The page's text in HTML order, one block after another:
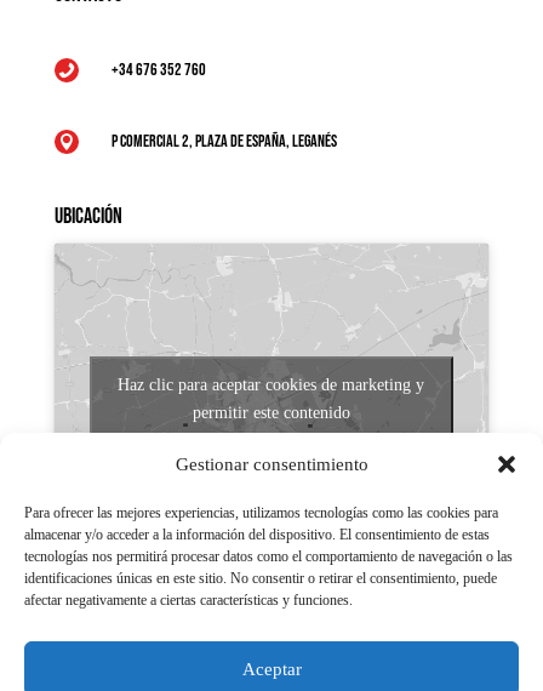
Gestionar consentimiento
Para ofrecer las mejores experiencias, utilizamos tecnologías como las cookies para
almacenar y/o acceder a la información del dispositivo. El consentimiento de estas
tecnologías nos permitirá procesar datos como el comportamiento de navegación o las
identificaciones únicas en este sitio. No consentir o retirar el consentimiento, puede
afectar negativamente a ciertas características y funciones.
Aceptar
 +34 676 352 760
 P Comercial 2, Plaza de España, Leganés
Ubicación
Haz clic para aceptar cookies de marketing y
permitir este contenido
Aviso legal